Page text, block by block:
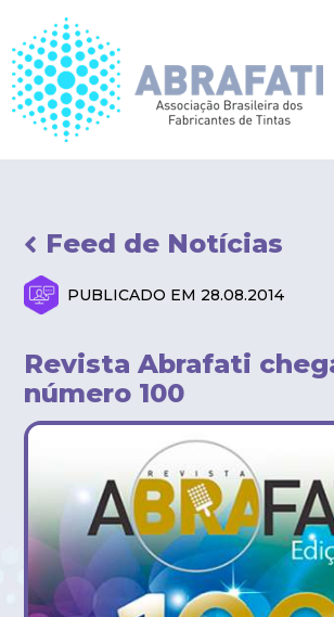
Feed de Notícias
PUBLICADO EM 28.08.2014
Revista Abrafati
número 100